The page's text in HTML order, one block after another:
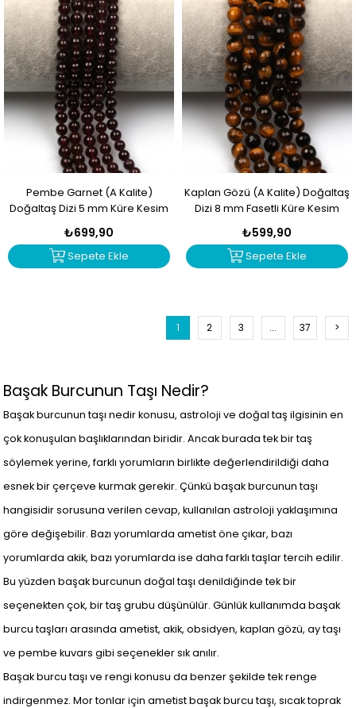
Pembe Garnet (A Kalite)
Doğaltaş Dizi 5 mm Küre Kesim
₺699,90
Sepete Ekle
Kaplan Gözü (A Kalite) Doğaltaş
Dizi 8 mm Fasetli Küre Kesim
₺599,90
Sepete Ekle
1 2 3 ... 37 >
Başak Burcunun Taşı Nedir?
Başak burcunun taşı nedir konusu, astroloji ve doğal taş ilgisinin en
çok konuşulan başlıklarından biridir. Ancak burada tek bir taş
söylemek yerine, farklı yorumların birlikte değerlendirildiği daha
esnek bir çerçeve kurmak gerekir. Çünkü başak burcunun taşı
hangisidir sorusuna verilen cevap, kullanılan astroloji yaklaşımına
göre değişebilir. Bazı yorumlarda ametist öne çıkar, bazı
yorumlarda akik, bazı yorumlarda ise daha farklı taşlar tercih edilir.
Bu yüzden başak burcunun doğal taşı denildiğinde tek bir
seçenekten çok, bir taş grubu düşünülür. Günlük kullanımda başak
burcu taşları arasında ametist, akik, obsidyen, kaplan gözü, ay taşı
ve pembe kuvars gibi seçenekler sık anılır.
Başak burcu taşı ve rengi konusu da benzer şekilde tek renge
indirgenmez. Mor tonlar için ametist başak burcu taşı, sıcak toprak